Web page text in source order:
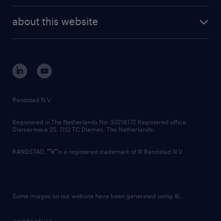
randstad digital
corporate governance
randstad innovation fund
country websites
about this website
Randstad N.V.
Registered in The Netherlands No: 33216172 Registered office:
Diemermere 25, 1112 TC Diemen, The Netherlands.
RANDSTAD, is a registered trademark of © Randstad N.V.
Some images on our website have been generated using AI.